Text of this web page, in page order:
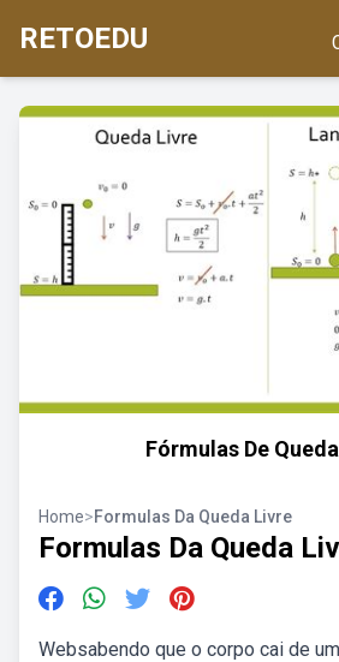
RETOEDU
Fórmulas De
Home>Formulas Da Queda Livre
Formulas Da Queda
Websabendo que o corpo cai de